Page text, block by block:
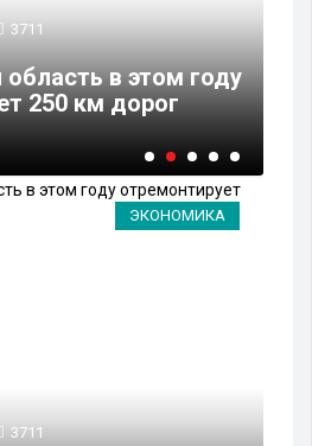
3711
в этом году
250 км дорог
ЭКОНОМИКА
3711